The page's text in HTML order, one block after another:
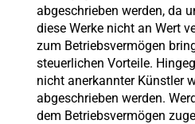
abgeschrieben werden, da
diese Werke nicht an Wert
zum Betriebsvermögen
steuerlichen Vorteile.
nicht anerkannter Künstler
abgeschrieben werden.
dem Betriebsvermögen